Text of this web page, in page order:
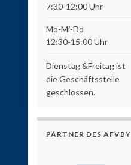
7:30-12:00 Uhr
Mo-Mi-Do
12:30-15:00 Uhr
Dienstag &Freitag ist
die Geschäftsstelle
geschlossen.
PARTNER DES AFVBY